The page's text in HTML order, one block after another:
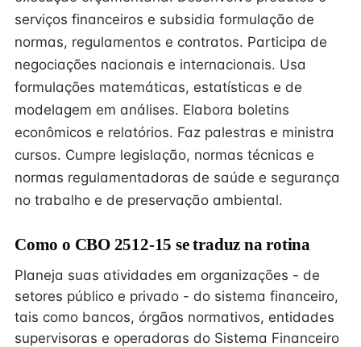
serviços financeiros e subsidia formulação de
normas, regulamentos e contratos. Participa de
negociações nacionais e internacionais. Usa
formulações matemáticas, estatísticas e de
modelagem em análises. Elabora boletins
econômicos e relatórios. Faz palestras e ministra
cursos. Cumpre legislação, normas técnicas e
normas regulamentadoras de saúde e segurança
no trabalho e de preservação ambiental.
Como o CBO 2512-15 se traduz na rotina
Planeja suas atividades em organizações - de
setores público e privado - do sistema financeiro,
tais como bancos, órgãos normativos, entidades
supervisoras e operadoras do Sistema Financeiro